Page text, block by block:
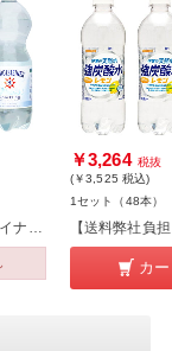
￥3,264 税抜
(￥3,525 税込)
1セット（48本）
カ